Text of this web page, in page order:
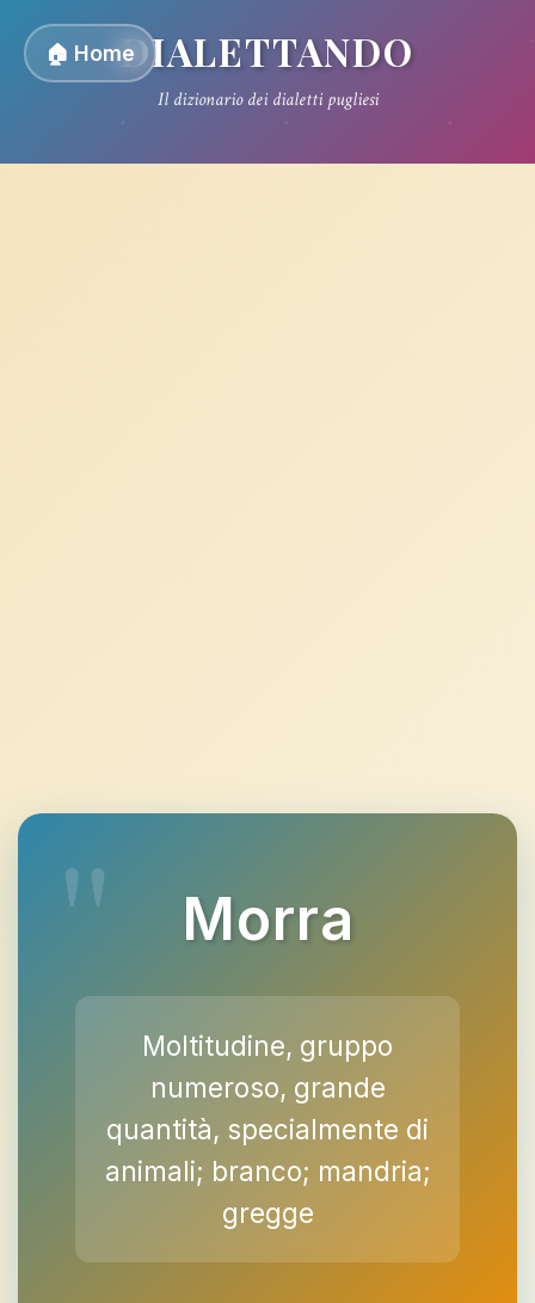
🏠 HomeDIALETTANDO
Il dizionario dei dialetti pugliesi
Morra
Moltitudine, gruppo
numeroso, grande
quantità, specialmente di
animali; branco; mandria;
gregge